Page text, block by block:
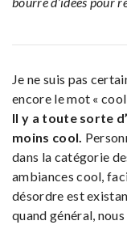
Je ne suis pas
encore le mot «
Il y a toute sorte
moins cool.
dans la catégorie
ambiances cool,
désordre est
quand général,